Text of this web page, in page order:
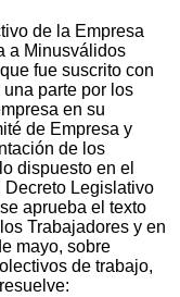
de la Empresa
a Minusválidos
fue suscrito con
parte por los
en su
de Empresa y
de los
dispuesto en el
Decreto Legislativo
aprueba el texto
Trabajadores y en
mayo, sobre
de trabajo,